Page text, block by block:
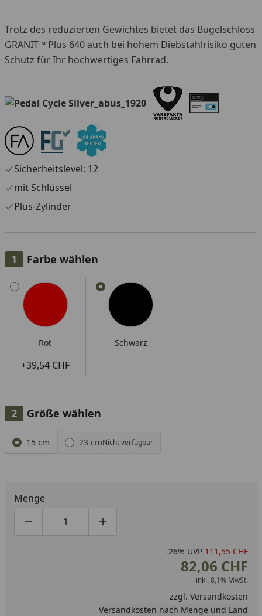
Trotz des reduzierten Gewichtes bietet das Bügelschloss
GRANIT™ Plus 640 auch bei hohem Diebstahlrisiko guten
Schutz für Ihr hochwertiges Fahrrad.
Sicherheitslevel: 12
mit Schlüssel
Plus-Zylinder
Farbe wählen
Alle anzeigen (2)
Rot
+39,54 CHF
Schwarz
Größe wählen
Alle anzeigen (2)
15 cm 23 cmNicht verfügbar
Menge
Produktmenge um eins verringern
Produktmenge manuell eingeben
Produktmenge um eins erhöhen
-26% UVP 111,55 CHF
82,06 CHF
inkl. 8,1% MwSt.
zzgl. Versandkosten
Versandkosten nach Menge und Land